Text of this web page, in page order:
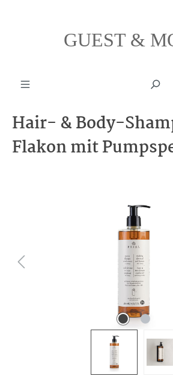
GUEST &
Hair- & Body-
Flakon mit